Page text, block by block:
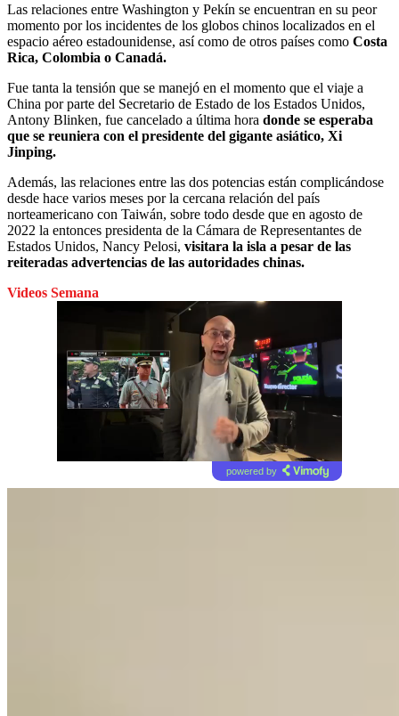
Las relaciones entre Washington y Pekín se encuentran en su peor
momento por los incidentes de los globos chinos localizados en el
espacio aéreo estadounidense, así como de otros países como Costa
Rica, Colombia o Canadá.
Fue tanta la tensión que se manejó en el momento que el viaje a
China por parte del Secretario de Estado de los Estados Unidos,
Antony Blinken, fue cancelado a última hora donde se esperaba
que se reuniera con el presidente del gigante asiático, Xi
Jinping.
Además, las relaciones entre las dos potencias están complicándose
desde hace varios meses por la cercana relación del país
norteamericano con Taiwán, sobre todo desde que en agosto de
2022 la entonces presidenta de la Cámara de Representantes de
Estados Unidos, Nancy Pelosi, visitara la isla a pesar de las
reiteradas advertencias de las autoridades chinas.
Videos Semana
powered by